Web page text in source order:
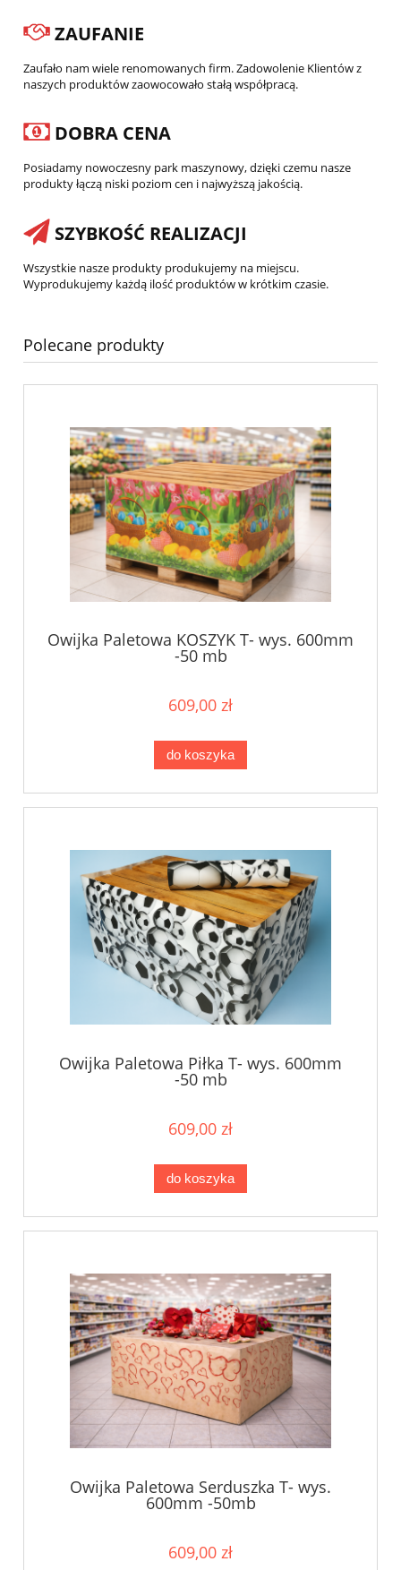
ZAUFANIE
Zaufało nam wiele renomowanych firm. Zadowolenie Klientów z
naszych produktów zaowocowało stałą współpracą.
DOBRA CENA
Posiadamy nowoczesny park maszynowy, dzięki czemu nasze
produkty łączą niski poziom cen i najwyższą jakością.
SZYBKOŚĆ REALIZACJI
Wszystkie nasze produkty produkujemy na miejscu.
Wyprodukujemy każdą ilość produktów w krótkim czasie.
Polecane produkty
Owijka Paletowa KOSZYK T- wys. 600mm
-50 mb
609,00 zł
do koszyka
Owijka Paletowa Piłka T- wys. 600mm
-50 mb
609,00 zł
do koszyka
Owijka Paletowa Serduszka T- wys.
600mm -50mb
609,00 zł